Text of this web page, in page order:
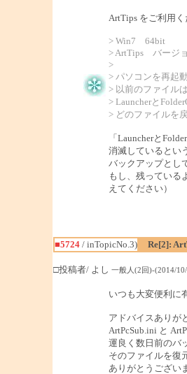
ArtTips をご利用
> Win7 64bit
> ArtTips バージ
>
> パソコンを再起
> 以前のファイル
> Launcherと
> どのファイルを
「Launcherと
消滅しているとい
バックアップとし
もし、残っている
えてください）
■5724/ inTopicNo.3)
Re[2]:
□投稿者/ よし 一般人(2回)-(2014/
いつも大変便利に
アドバイスありが
ArtPcSub.ini と
運良く数日前のバ
そのファイルを復
ありがとうござい